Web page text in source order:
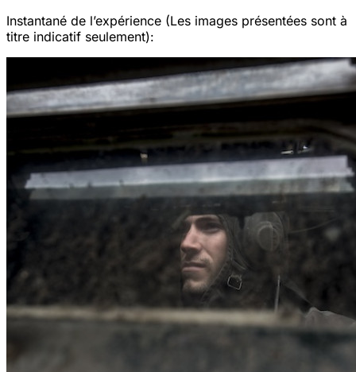
Instantané de l’expérience (Les images présentées sont à
titre indicatif seulement):